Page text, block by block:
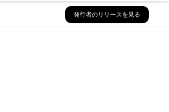
発行者のリリースを見る